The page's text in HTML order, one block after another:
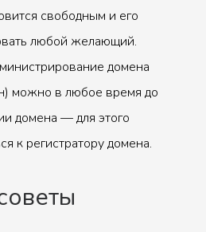
свободным и его
любой желающий.
домена
можно в любое время до
домена — для этого
к регистратору домена.